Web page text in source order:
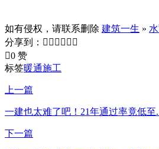
如有侵权，请联系删除 建筑一生 »
分享到：      
0 赞
标签暖通施工
上一篇
一建也太难了吧！21年通过率竟低至
下一篇